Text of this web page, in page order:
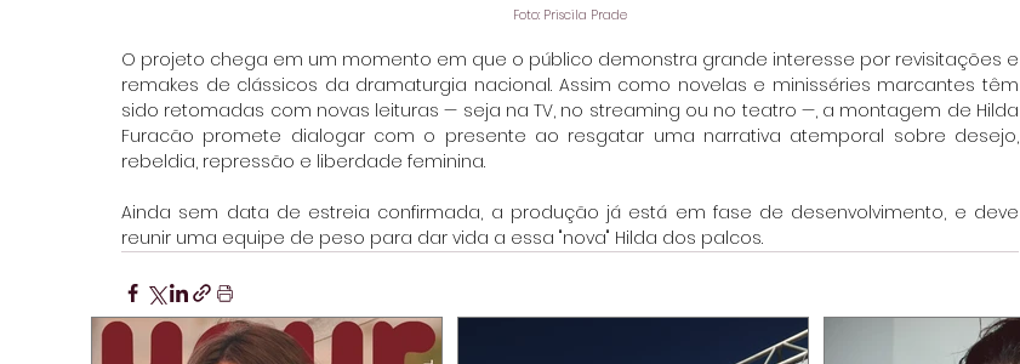
Foto: Priscila Prade
O projeto chega em um momento em que o público demonstra grande interesse por revisitações e
remakes de clássicos da dramaturgia nacional. Assim como novelas e minisséries marcantes têm
sido retomadas com novas leituras — seja na TV, no streaming ou no teatro —, a montagem de Hilda
Furacão promete dialogar com o presente ao resgatar uma narrativa atemporal sobre desejo,
rebeldia, repressão e liberdade feminina.
Ainda sem data de estreia confirmada, a produção já está em fase de desenvolvimento, e deve
reunir uma equipe de peso para dar vida a essa "nova" Hilda dos palcos.